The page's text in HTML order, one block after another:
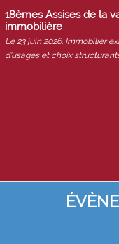
18èmes Assises de la
immobilière
Le 23 juin 2026. Immobilier
d'usages et choix